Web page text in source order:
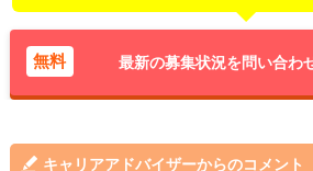
無料 最新の募集状況を問い合わ
キャリアアドバイザーからのコメント